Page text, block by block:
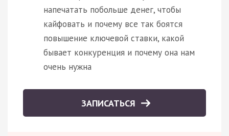
напечатать побольше денег, чтобы
кайфовать и почему все так боятся
повышение ключевой ставки, какой
бывает конкуренция и почему она нам
очень нужна
ЗАПИСАТЬСЯ